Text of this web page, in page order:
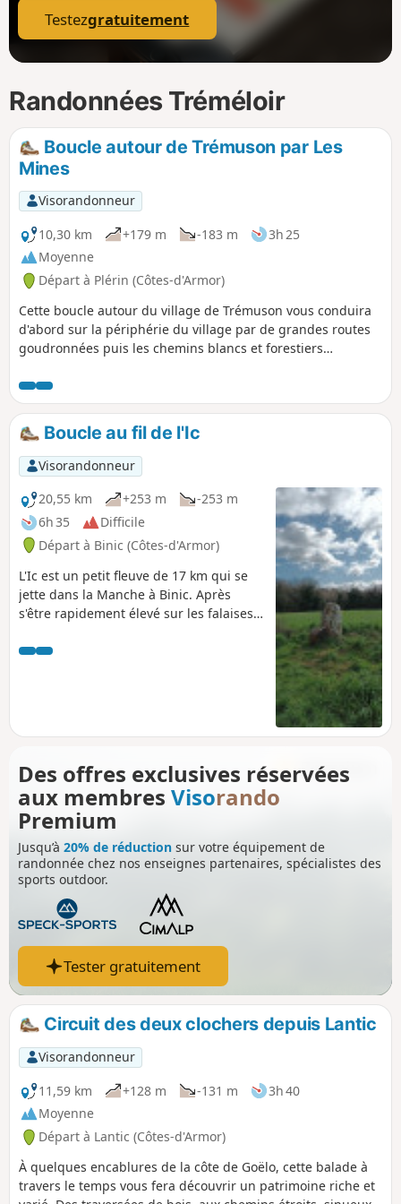
Testezgratuitement
Randonnées Tréméloir
Boucle autour de Trémuson par Les
Mines
Visorandonneur
10,30 km
+179 m -183 m
3h 25
Moyenne
Départ à Plérin (Côtes-d'Armor)
Cette boucle autour du village de Trémuson vous conduira
d'abord sur la périphérie du village par de grandes routes
goudronnées puis les chemins blancs et forestiers
atteindre plus haut le site des anciennes mines.
Boucle au fil de l'Ic
Visorandonneur
20,55 km
+253 m
-253 m
6h 35
Difficile
Départ à Binic (Côtes-d'Armor)
L'Ic est un petit fleuve de 17 km qui se
jette dans la Manche à Binic. Après
s'être rapidement élevé sur les falaises à
affuent de l’Ic, et on retrouve ce petit
découvrir l'arrière-pays du Sud Goëlo.
Des offres exclusives réservées
aux membres Visorando
Premium
Jusqu’à 20% de réduction sur votre équipement de
randonnée chez nos enseignes partenaires, spécialistes des
sports outdoor.
Tester gratuitement
Circuit des deux clochers depuis Lantic
Visorandonneur
11,59 km
+128 m -131 m
3h 40
Moyenne
Départ à Lantic (Côtes-d'Armor)
À quelques encablures de la côte de Goëlo, cette balade à
travers le temps vous fera découvrir un patrimoine riche et